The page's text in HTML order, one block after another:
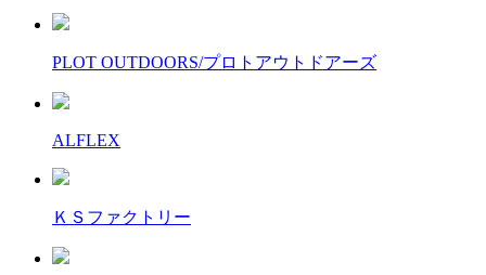
PLOT OUTDOORS/プロトアウトドアーズ
ALFLEX
ＫＳファクトリー